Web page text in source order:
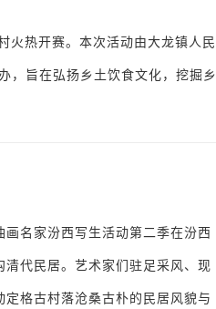
火热开赛。本次活动由大龙镇人民
，旨在弘扬乡土饮食文化，挖掘乡
画名家汾西写生活动第二季在汾西
代民居。艺术家们驻足采风、现
格古村落沧桑古朴的民居风貌与